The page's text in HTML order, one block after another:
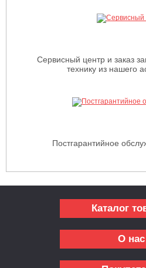
Сервисный центр и заказ
технику из нашего
Постгарантийное
Каталог
О нас